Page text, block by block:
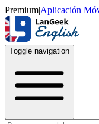
Premium|Aplicación
Toggle navigation